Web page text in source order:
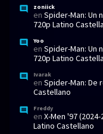
zoniick
en Spider-Man: Un
720p Latino
Yoo
en Spider-Man: Un
720p Latino
Ivarak
en Spider-Man: De
Castellano
Freddy
en X-Men '97
Latino Castellano